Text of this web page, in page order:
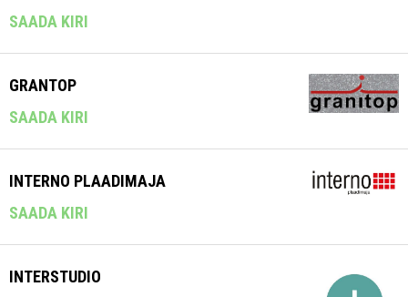
SAADA KIRI
GRANTOP
SAADA KIRI
INTERNO PLAADIMAJA
SAADA KIRI
INTERSTUDIO